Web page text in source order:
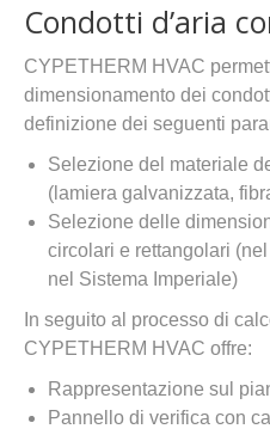
Condotti d’aria
CYPETHERM HVAC
dimensionamento dei
definizione dei seguenti
Selezione del materiale
(lamiera galvanizzata,
Selezione delle
circolari e rettangolari
nel Sistema Imperiale)
In seguito al processo di
CYPETHERM HVAC offre:
Rappresentazione sul
Pannello di verifica con